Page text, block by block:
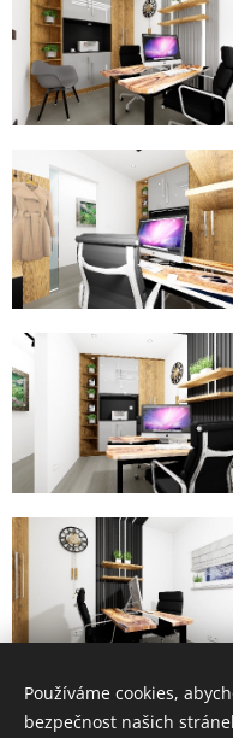
Používáme cookies,
bezpečnost našich